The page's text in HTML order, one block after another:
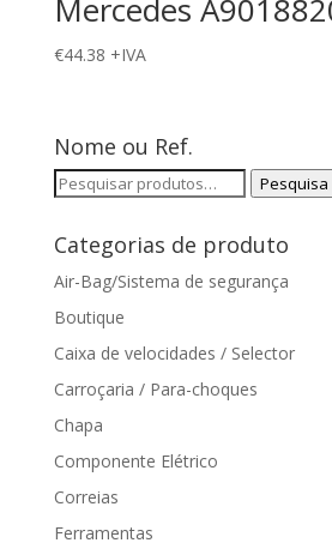
Mercedes
€44.38 +IVA
Nome ou Ref.
Pesquisar
Pesquisa
Categorias de produto
Air-Bag/Sistema de segurança
Boutique
Caixa de velocidades / Selector
Carroçaria / Para-choques
Chapa
Componente Elétrico
Correias
Ferramentas